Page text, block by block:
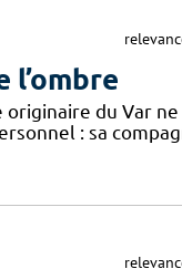
l’ombre
originaire du Var
: sa